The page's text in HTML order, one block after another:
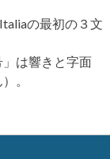
の最初の３文
は響きと字面
。